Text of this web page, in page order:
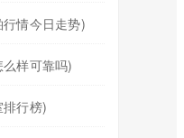
情今日走势)
样可靠吗)
行榜)